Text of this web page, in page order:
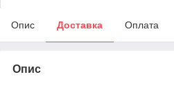
Опис Доставка Оплата
Опис